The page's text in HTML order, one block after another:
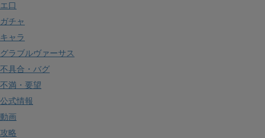
エ口
ガチャ
キャラ
グラブルヴァーサス
不具合・バグ
不満・要望
公式情報
動画
攻略